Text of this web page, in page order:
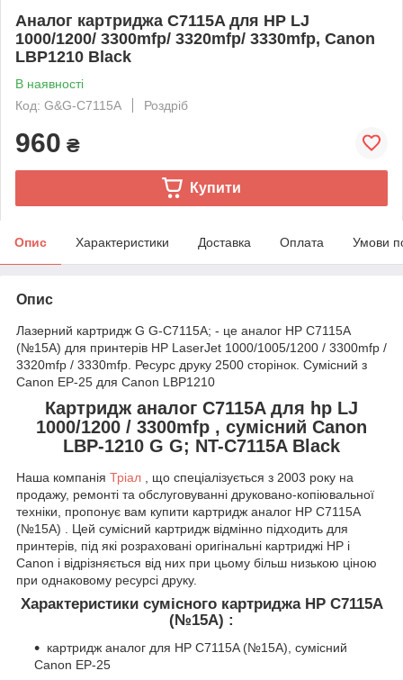
Аналог картриджа C7115A для HP LJ
1000/1200/ 3300mfp/ 3320mfp/ 3330mfp, Canon
LBP1210 Black
В наявності
Код: G&G-C7115A
Роздріб
960 ₴
Купити
Опис Характеристики Доставка Оплата Умови
Опис
Лазерний картридж G G-C7115A; - це аналог HP C7115A
(№15A) для принтерів HP LaserJet 1000/1005/1200 / 3300mfp /
3320mfp / 3330mfp. Ресурс друку 2500 сторінок. Сумісний з
Canon EP-25 для Canon LBP1210
Картридж аналог C7115A для hp LJ
1000/1200 / 3300mfp , сумісний Canon
LBP-1210 G G; NT-C7115A Black
Наша компанія Тріал , що спеціалізується з 2003 року на
продажу, ремонті та обслуговуванні друковано-копіювальної
техніки, пропонує вам купити картридж аналог HP C7115A
(№15A) . Цей сумісний картридж відмінно підходить для
принтерів, під які розраховані оригінальні картриджі HP і
Canon і відрізняється від них при цьому більш низькою ціною
при однаковому ресурсі друку.
Характеристики сумісного картриджа HP C7115A
(№15A) :
картридж аналог для HP C7115A (№15A), сумісний
Canon EP-25